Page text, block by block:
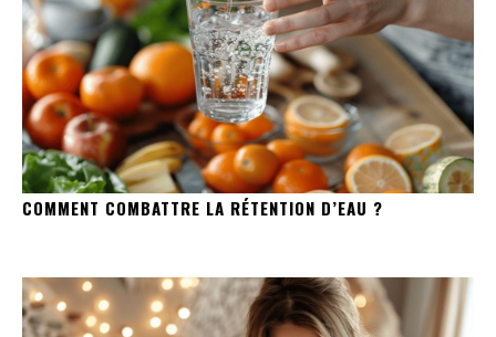
COMMENT COMBATTRE LA RÉTENTION D’EAU ?